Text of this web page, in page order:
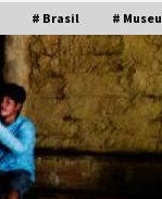
# Brasil # Museu